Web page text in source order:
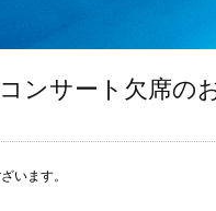
ンサート欠席の
います。